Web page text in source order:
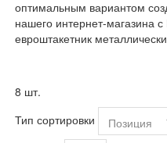
оптимальным вариантом
нашего интернет-магазина
евроштакетник
8 шт.
Тип сортировки